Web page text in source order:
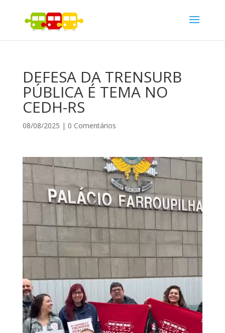
DEFESA DA TRENSURB
PÚBLICA É TEMA NO
CEDH-RS
08/08/2025 | 0 Comentários